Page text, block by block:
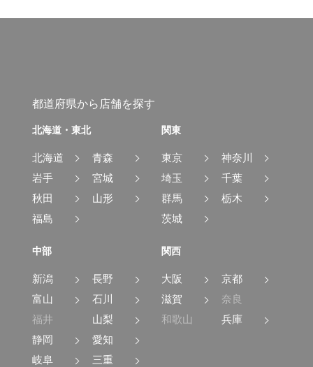
都道府県から店舗を探す
北海道・東北
北海道
青森
岩手
宮城
秋田
山形
福島
関東
東京
神奈川
埼玉
千葉
群馬
栃木
茨城
中部
新潟
長野
富山
石川
福井
山梨
静岡
愛知
岐阜
三重
関西
大阪
京都
滋賀
奈良
和歌山
兵庫